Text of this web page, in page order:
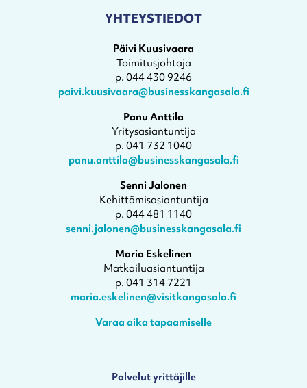
YHTEYSTIEDOT
Päivi Kuusivaara
Toimitusjohtaja
p. 044 430 9246
paivi.kuusivaara@businesskangasala.fi
Panu Anttila
Yritysasiantuntija
p. 041 732 1040
panu.anttila@businesskangasala.fi
Senni Jalonen
Kehittämisasiantuntija
p. 044 481 1140
senni.jalonen@businesskangasala.fi
Maria Eskelinen
Matkailuasiantuntija
p. 041 314 7221
maria.eskelinen@visitkangasala.fi
Varaa aika tapaamiselle
Palvelut yrittäjille